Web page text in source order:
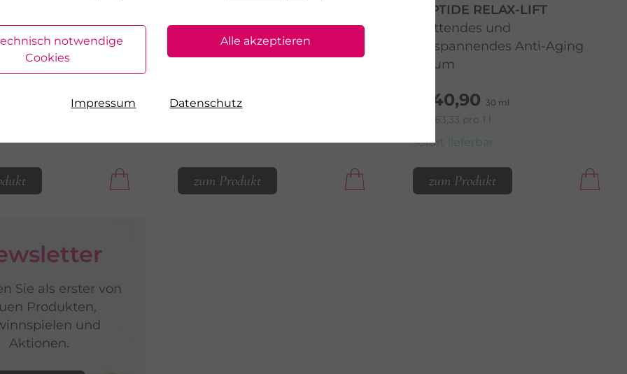
notwendige
Cookies
Alle akzeptieren
Impressum Datenschutz
Aging Serum
Langfristig verbesserte
Festigkeit der Haut
€ 1.363,33 pro 1 l
zum Produkt
PEPTIDE RELAX-LIFT
Glättendes und
entspannendes Anti-Aging
Serum
€ 40,90 30 ml
€ 1.363,33 pro 1 l
sofort lieferbar
zum Produkt
Sie als erster von
Produkten,
und
Aktionen.